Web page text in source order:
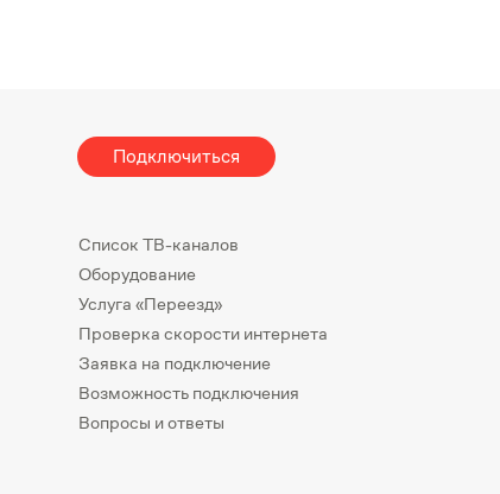
Подключиться
Список ТВ-каналов
Оборудование
Услуга «Переезд»
Проверка скорости интернета
Заявка на подключение
Возможность подключения
Вопросы и ответы